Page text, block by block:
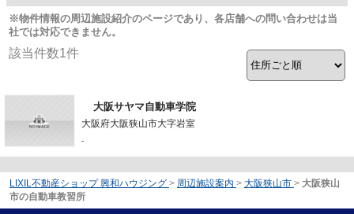
※物件情報の周辺施設紹介のページであり、各店舗への問い合わせは当
社では対応できません。
該当件数1件
大阪サヤマ自動車学院
大阪府大阪狭山市大字岩室
-
LIXIL不動産ショップ 興和ハウジング > 周辺施設案内 > 大阪狭山市 > 大阪狭山
市の自動車教習所